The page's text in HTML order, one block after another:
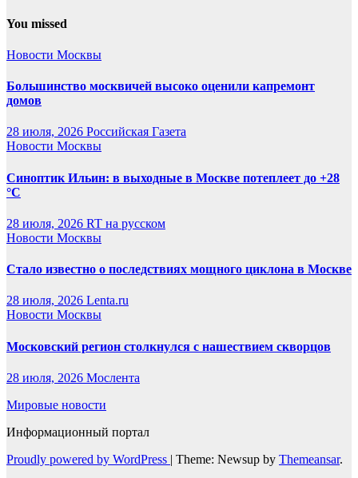
You missed
Новости Москвы
Большинство москвичей высоко оценили капремонт
домов
28 июля, 2026 Российская Газета
Новости Москвы
Синоптик Ильин: в выходные в Москве потеплеет до +28
°C
28 июля, 2026 RT на русском
Новости Москвы
Стало известно о последствиях мощного циклона в Москве
28 июля, 2026 Lenta.ru
Новости Москвы
Московский регион столкнулся с нашествием скворцов
28 июля, 2026 Мослента
Мировые новости
Информационный портал
Proudly powered by WordPress | Theme: Newsup by Themeansar.